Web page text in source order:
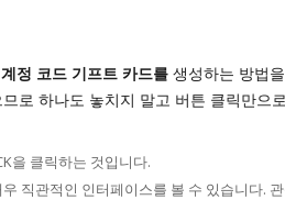
정 코드 기프트 카드를 생성하는 방법
로 하나도 놓치지 말고 버튼 클릭만으로
을 클릭하는 것입니다.
직관적인 인터페이스를 볼 수 있습니다.